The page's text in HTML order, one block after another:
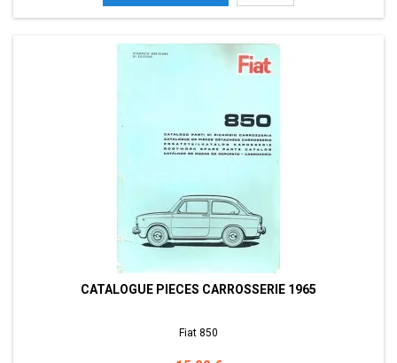
CATALOGUE PIECES CARROSSERIE 1965
Fiat 850